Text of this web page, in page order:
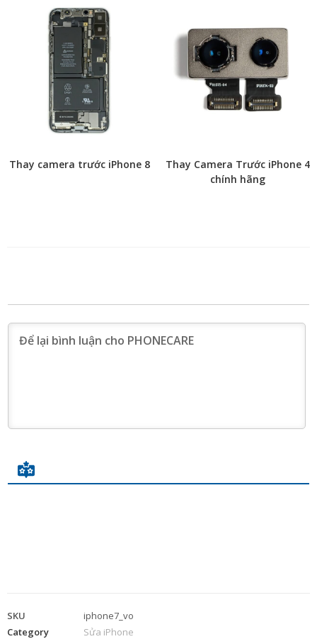
Thay camera trước iPhone 8
Thay Camera Trước iPhone 4
chính hãng
SKU
iphone7_vo
Category
Sửa iPhone